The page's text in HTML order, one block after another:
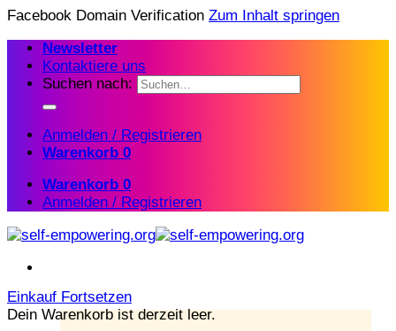
Facebook Domain Verification Zum Inhalt springen
Newsletter
Kontaktiere uns
Suchen nach:
Anmelden / Registrieren
Warenkorb 0
Warenkorb 0
Anmelden / Registrieren
Einkauf Fortsetzen
Dein Warenkorb ist derzeit leer.